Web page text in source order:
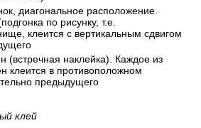
подгонять рисунок (обои без
рисунки стыкуются друг с
высоте).
диагональное расположение.
клеится с вертикальным сдвигом